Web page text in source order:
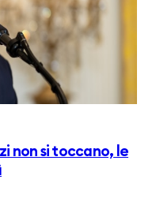
non si toccano, le